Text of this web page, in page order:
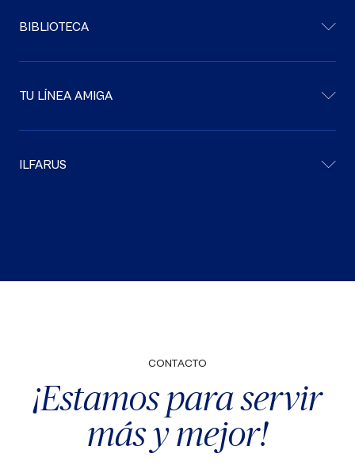
BIBLIOTECA
TU LÍNEA AMIGA
ILFARUS
CONTACTO
¡Estamos para servir
más y mejor!